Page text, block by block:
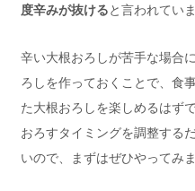
度辛みが抜けると言われていま
辛い大根おろしが苦手な場合
ろしを作っておくことで、食
た大根おろしを楽しめるはずで
おろすタイミングを調整する
いので、まずはぜひやってみま